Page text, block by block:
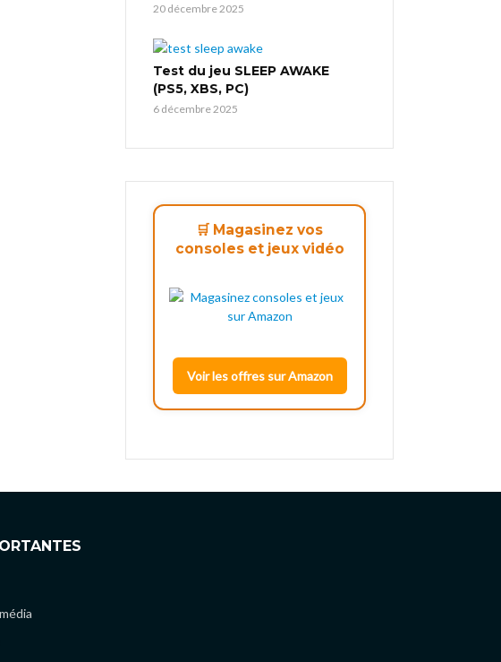
20 décembre 2025
Test du jeu SLEEP AWAKE
(PS5, XBS, PC)
6 décembre 2025
🛒 Magasinez vos
consoles et jeux vidéo
Voir les offres sur Amazon